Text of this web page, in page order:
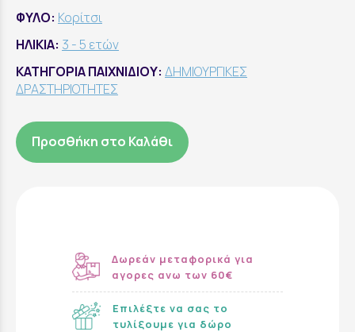
ΦΥΛΟ: Κορίτσι
ΗΛΙΚΙΑ: 3 - 5 ετών
ΚΑΤΗΓΟΡΙΑ ΠΑΙΧΝΙΔΙΟΥ: ΔΗΜΙΟΥΡΓΙΚΕΣ
ΔΡΑΣΤΗΡΙΟΤΗΤΕΣ
Προσθήκη στο Καλάθι
Δωρεάν μεταφορικά για
αγορες ανω των 60€
Επιλέξτε να σας το
τυλίξουμε για δώρο